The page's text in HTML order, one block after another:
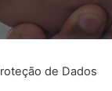
de Dados